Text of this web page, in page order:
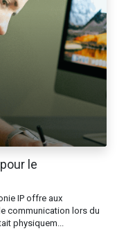
le
IP offre aux
communication lors du
physiquem...